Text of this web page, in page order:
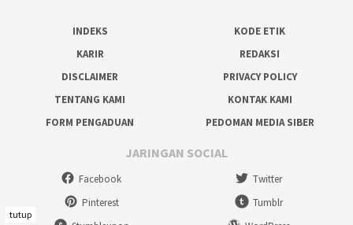
INDEKS
KODE ETIK
KARIR
REDAKSI
DISCLAIMER
PRIVACY POLICY
TENTANG KAMI
KONTAK KAMI
FORM PENGADUAN
PEDOMAN MEDIA SIBER
JARINGAN SOCIAL
Facebook
Twitter
Pinterest
Tumblr
tutup